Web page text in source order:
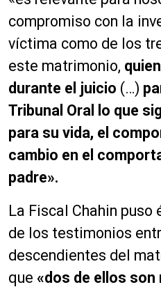
compromiso con la
víctima como de los
este matrimonio,
durante el juicio (…)
Tribunal Oral lo que
para su vida, el
cambio en el
padre».
La Fiscal Chahin
de los testimonios
descendientes del
que «dos de ellos son